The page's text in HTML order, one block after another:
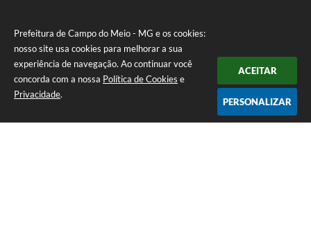
Prefeitura de Campo do Meio - MG e os cookies:
nosso site usa cookies para melhorar a sua
experiência de navegação. Ao continuar você
concorda com a nossa Política de Cookies e
Privacidade.
ACEITAR
PERSONALIZAR